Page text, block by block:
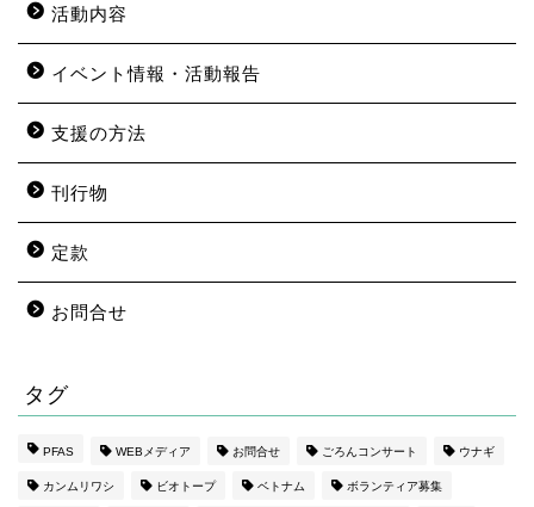
活動内容
イベント情報・活動報告
支援の方法
刊行物
定款
お問合せ
タグ
PFAS WEBメディア お問合せ ごろんコンサート ウナギ
カンムリワシ ビオトープ ベトナム ボランティア募集